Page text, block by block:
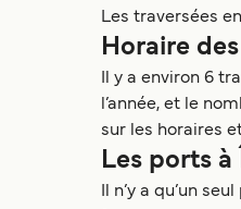
Les traversées
Horaire
Il y a environ 6
l’année, et le
sur les horaires
Les ports
Il n’y a qu’un